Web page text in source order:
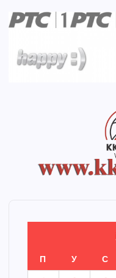
П У С